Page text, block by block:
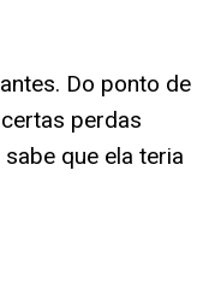
Do ponto de
perdas
que ela teria